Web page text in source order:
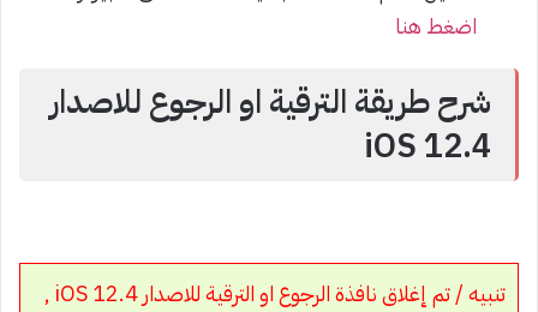
اضغط هنا
شرح طريقة الترقية او الرجوع للاصدار
iOS 12.4
تنبيه / تم إغلاق نافذة الرجوع او الترقية للاصدار iOS 12.4 ,